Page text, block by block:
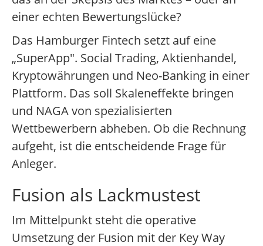
einer echten Bewertungslücke?
Das Hamburger Fintech setzt auf eine
„SuperApp". Social Trading, Aktienhandel,
Kryptowährungen und Neo-Banking in einer
Plattform. Das soll Skaleneffekte bringen
und NAGA von spezialisierten
Wettbewerbern abheben. Ob die Rechnung
aufgeht, ist die entscheidende Frage für
Anleger.
Fusion als Lackmustest
Im Mittelpunkt steht die operative
Umsetzung der Fusion mit der Key Way